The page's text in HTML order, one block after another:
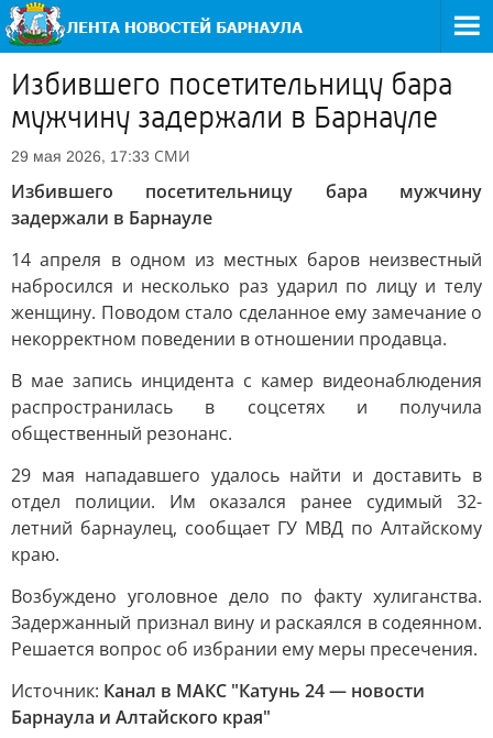
Избившего посетительницу бара
мужчину задержали в Барнауле
29 мая 2026, 17:33 СМИ
Избившего посетительницу бара мужчину
задержали в Барнауле
14 апреля в одном из местных баров неизвестный
набросился и несколько раз ударил по лицу и телу
женщину. Поводом стало сделанное ему замечание о
некорректном поведении в отношении продавца.
В мае запись инцидента с камер видеонаблюдения
распространилась в соцсетях и получила
общественный резонанс.
29 мая нападавшего удалось найти и доставить в
отдел полиции. Им оказался ранее судимый 32-
летний барнаулец, сообщает ГУ МВД по Алтайскому
краю.
Возбуждено уголовное дело по факту хулиганства.
Задержанный признал вину и раскаялся в содеянном.
Решается вопрос об избрании ему меры пресечения.
Источник: Канал в МАКС "Катунь 24 — новости
Барнаула и Алтайского края"